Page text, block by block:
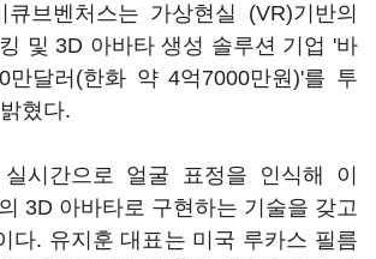
브벤처스는 가상현실 (VR)기반의
및 3D 아바타 생성 솔루션 기업 '바
만달러(한화 약 4억7000만원)'를 투
혔다.
실시간으로 얼굴 표정을 인식해 이
3D 아바타로 구현하는 기술을 갖고
다. 유지훈 대표는 미국 루카스 필름